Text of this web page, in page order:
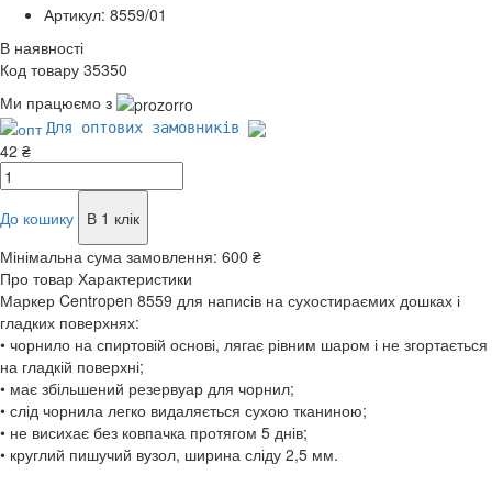
Артикул: 8559/01
В наявності
Код товару 35350
Ми працюємо з
Для оптових замовників
42 ₴
До кошику
В 1 клік
Мінімальна сума замовлення: 600 ₴
Про товар Характеристики
Маркер Centropen 8559 для написів на сухостираємих дошках і
гладких поверхнях:
• чорнило на спиртовій основі, лягає рівним шаром і не згортається
на гладкій поверхні;
• має збільшений резервуар для чорнил;
• слід чорнила легко видаляється сухою тканиною;
• не висихає без ковпачка протягом 5 днів;
• круглий пишучий вузол, ширина сліду 2,5 мм.